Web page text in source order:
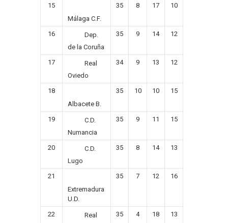
15
Málaga C.F.
35 8 17 10
16
Dep.
de la Coruña
35 9 14 12
17
Real
Oviedo
34 9 13 12
18
Albacete B.
35 10 10 15
19
C.D.
Numancia
35 9 11 15
20
C.D.
Lugo
35 8 14 13
21
Extremadura
U.D.
35 7 12 16
22
Real
35 4 18 13